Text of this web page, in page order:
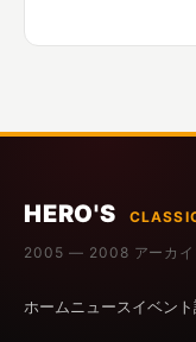
HERO'S
2005 — 2008 アーカイ
ホームニュースイベント